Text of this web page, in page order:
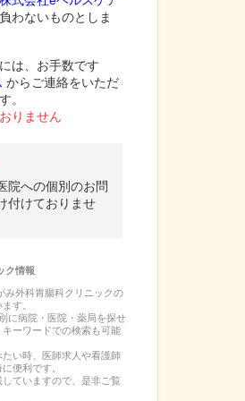
わないものとしま
は、お手数です
からご連絡をいただ
。
りません
院への個別のお問
付けておりませ
ク情報
み外科胃腸科クリニックの
す。
に病院・医院・薬局を探せ
ーワードでの検索も可能
い時、医師求人や看護師
便利です。
ていますので、是非ご覧